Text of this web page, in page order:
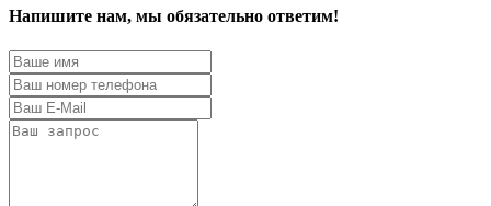
Напишите нам, мы обязательно ответим!